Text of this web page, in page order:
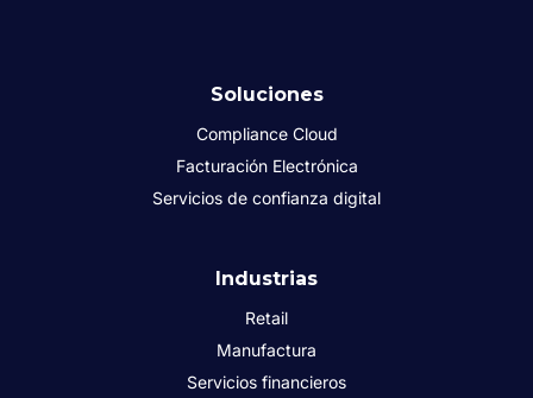
Soluciones
Compliance Cloud
Facturación Electrónica
Servicios de confianza digital
Industrias
Retail
Manufactura
Servicios financieros